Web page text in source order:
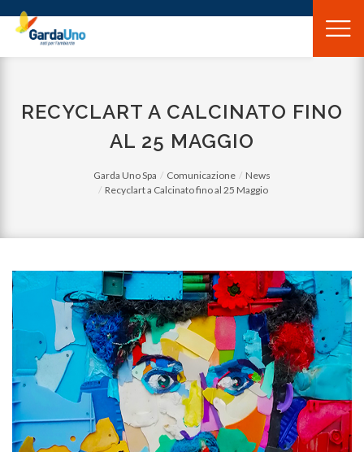
Gardauno
Spa
RECYCLART A CALCINATO FINO
AL 25 MAGGIO
Garda Uno Spa Comunicazione
News
Recyclart a Calcinato fino al 25 Maggio